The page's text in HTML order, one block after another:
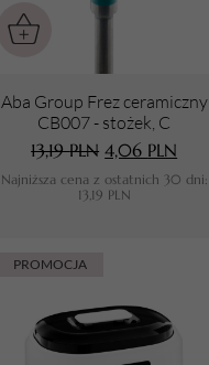
Aba Group Frez ceramiczny
CB007 - stożek, C
13,19PLN 4,06 PLN
Najniższa cena z ostatnich 30 dni:
13,19 PLN
PROMOCJA